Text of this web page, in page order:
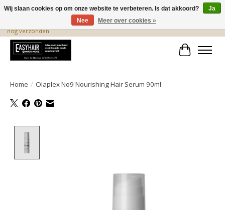
De beste produkten staan hier! Voor 15.00 uur besteld, wordt dezelfde dag
nog verzonden!
Home / Olaplex No9 Nourishing Hair Serum 90ml
Wij slaan cookies op om onze website te verbeteren. Is dat akkoord?
Ja
Nee
Meer over cookies »